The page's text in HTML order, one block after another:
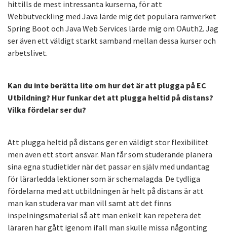
hittills de mest intressanta kurserna, för att
Webbutveckling med Java lärde mig det populära ramverket
Spring Boot och Java Web Services lärde mig om OAuth2. Jag
ser även ett väldigt starkt samband mellan dessa kurser och
arbetslivet.
Kan du inte berätta lite om hur det är att plugga på EC
Utbildning? Hur funkar det att plugga heltid på distans?
Vilka fördelar ser du?
Att plugga heltid på distans ger en väldigt stor flexibilitet
men även ett stort ansvar. Man får som studerande planera
sina egna studietider när det passar en själv med undantag
för lärarledda lektioner som är schemalagda. De tydliga
fördelarna med att utbildningen är helt på distans är att
man kan studera var man vill samt att det finns
inspelningsmaterial så att man enkelt kan repetera det
läraren har gått igenom ifall man skulle missa någonting